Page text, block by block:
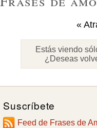
«
Estás viendo
¿Deseas
Suscríbete
Feed de Frases de